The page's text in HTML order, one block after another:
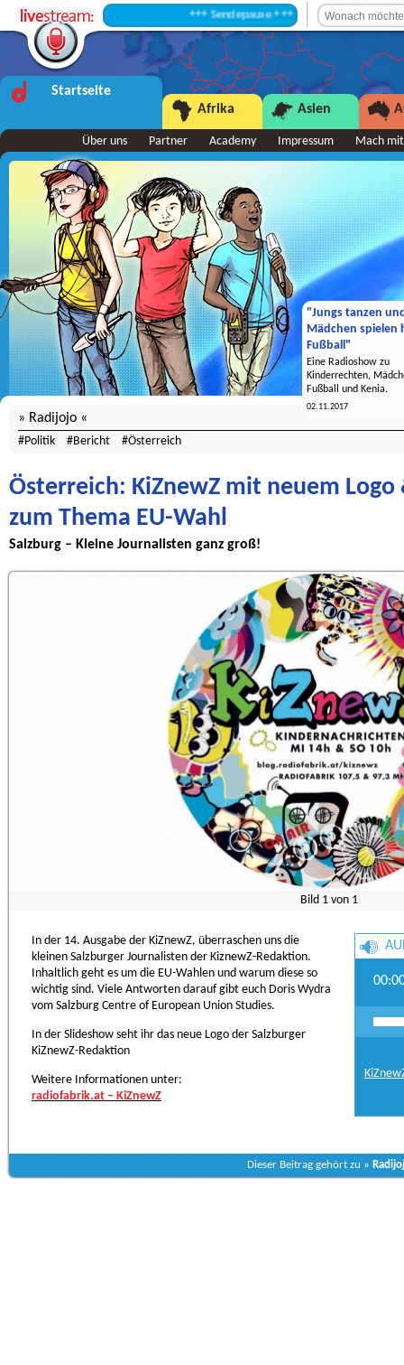
+++ Sendepause +++
Startseite
Afrika
Asien
Über uns Partner Academy Impressum Mach mit
"Jungs tanzen
Mädchen spielen
Fußball"
Eine Radioshow zu
Kinderrechten,
Fußball und Kenia.
02.11.2017
Radijojo
Politik Bericht Österreich
Österreich: KiZnewZ mit neuem
zum Thema EU-Wahl
Salzburg – Kleine Journalisten ganz groß!
Bild 1 von 1
In der 14. Ausgabe der KiZnewZ, überraschen uns die
kleinen Salzburger Journalisten der KiznewZ-Redaktion.
Inhaltlich geht es um die EU-Wahlen und warum diese so
wichtig sind. Viele Antworten darauf gibt euch Doris Wydra
vom Salzburg Centre of European Union Studies.
In der Slideshow seht ihr das neue Logo der Salzburger
KiZnewZ-Redaktion
Weitere Informationen unter:
radiofabrik.at – KiZnewZ
Dieser Beitrag gehört zu »